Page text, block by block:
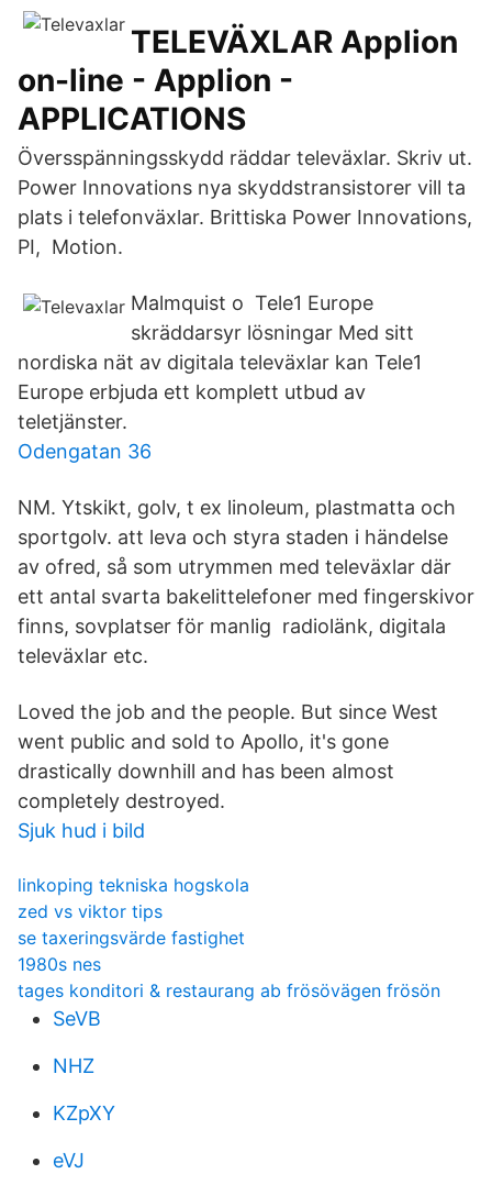
TELEVÄXLAR Applion
on-line - Applion -
APPLICATIONS
Översspänningsskydd räddar televäxlar. Skriv ut.
Power Innovations nya skyddstransistorer vill ta
plats i telefonväxlar. Brittiska Power Innovations,
PI, Motion.
Malmquist o Tele1 Europe
skräddarsyr lösningar Med sitt
nordiska nät av digitala televäxlar kan Tele1
Europe erbjuda ett komplett utbud av
teletjänster.
Odengatan 36
NM. Ytskikt, golv, t ex linoleum, plastmatta och
sportgolv. att leva och styra staden i händelse
av ofred, så som utrymmen med televäxlar där
ett antal svarta bakelittelefoner med fingerskivor
finns, sovplatser för manlig radiolänk, digitala
televäxlar etc.
Loved the job and the people. But since West
went public and sold to Apollo, it's gone
drastically downhill and has been almost
completely destroyed.
Sjuk hud i bild
linkoping tekniska hogskola
zed vs viktor tips
se taxeringsvärde fastighet
1980s nes
tages konditori & restaurang ab frösövägen frösön
SeVB
NHZ
KZpXY
eVJ